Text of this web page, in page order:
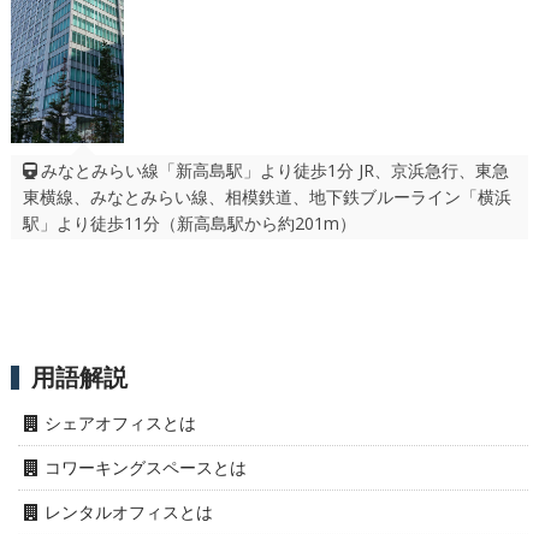
みなとみらい線「新高島駅」より徒歩1分 JR、京浜急行、東急
東横線、みなとみらい線、相模鉄道、地下鉄ブルーライン「横浜
駅」より徒歩11分（新高島駅から約201m）
用語解説
シェアオフィスとは
コワーキングスペースとは
レンタルオフィスとは